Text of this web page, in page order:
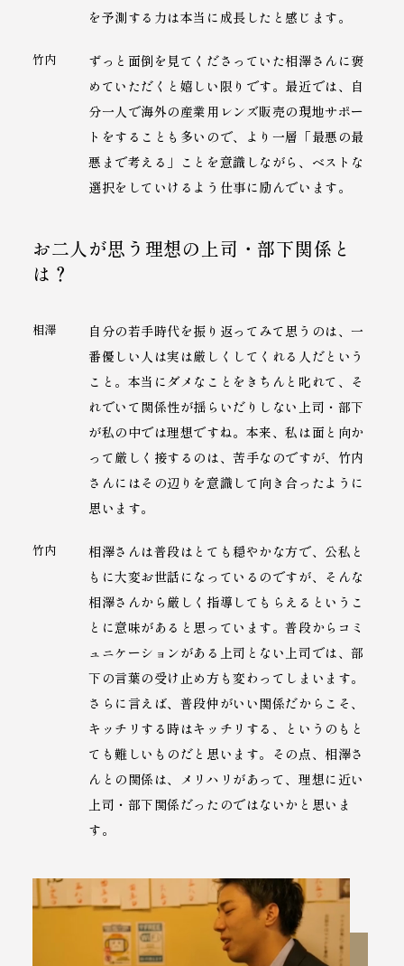
を予測する力は本当に成長したと感じます。
竹内
ずっと面倒を見てくださっていた相澤さんに褒
めていただくと嬉しい限りです。最近では、自
分一人で海外の産業用レンズ販売の現地サポー
トをすることも多いので、より一層「最悪の最
悪まで考える」ことを意識しながら、ベストな
選択をしていけるよう仕事に励んでいます。
お二人が思う理想の上司・部下関係と
は？
相澤
自分の若手時代を振り返ってみて思うのは、一
番優しい人は実は厳しくしてくれる人だという
こと。本当にダメなことをきちんと叱れて、そ
れでいて関係性が揺らいだりしない上司・部下
が私の中では理想ですね。本来、私は面と向か
って厳しく接するのは、苦手なのですが、竹内
さんにはその辺りを意識して向き合ったように
思います。
竹内
相澤さんは普段はとても穏やかな方で、公私と
もに大変お世話になっているのですが、そんな
相澤さんから厳しく指導してもらえるというこ
とに意味があると思っています。普段からコミ
ュニケーションがある上司とない上司では、部
下の言葉の受け止め方も変わってしまいます。
さらに言えば、普段仲がいい関係だからこそ、
キッチリする時はキッチリする、というのもと
ても難しいものだと思います。その点、相澤さ
んとの関係は、メリハリがあって、理想に近い
上司・部下関係だったのではないかと思いま
す。